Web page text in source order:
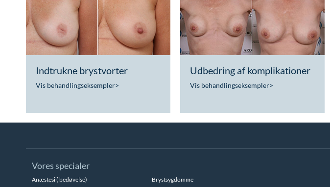
Indtrukne brystvorter
Vis behandlingseksempler>
Udbedring af komplikationer
Vis behandlingseksempler>
Vores specialer
Anæstesi ( bedøvelse)
Brystsygdomme